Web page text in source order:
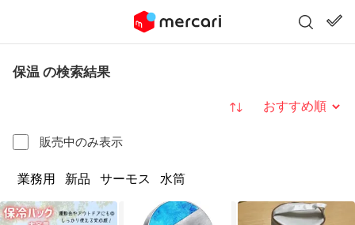
保温 の検索結果
販売中のみ表示
並び替え
業務用 新品 サーモス 水筒